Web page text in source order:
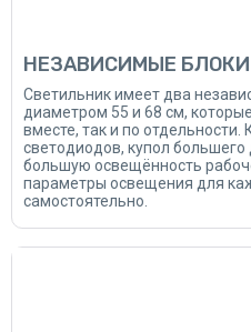
НЕЗАВИСИМЫЕ БЛОКИ
Светильник имеет два
диаметром 55 и 68 см,
вместе, так и по
светодиодов, купол
большую освещённость
параметры освещения для
самостоятельно.